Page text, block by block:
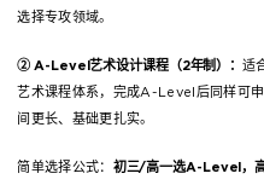
选择专攻领域。
② A-Level艺术设计课程（2年制）：适
艺术课程体系，完成A-Level后同样可
间更长、基础更扎实。
简单选择公式： 初三/高一选A-Level，